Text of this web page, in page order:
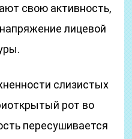
свою активность,
лицевой
слизистых
рот во
пересушивается